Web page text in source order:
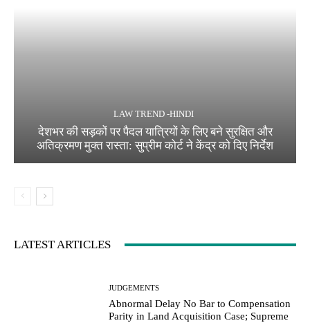
LAW TREND -HINDI
देशभर की सड़कों पर पैदल यात्रियों के लिए बने सुरक्षित और
अतिक्रमण मुक्त रास्ता: सुप्रीम कोर्ट ने केंद्र को दिए निर्देश
LATEST ARTICLES
JUDGEMENTS
Abnormal Delay No Bar to Compensation
Parity in Land Acquisition Case; Supreme